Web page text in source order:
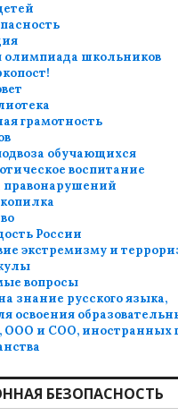
олимпиада школьников
грамотность
обучающихся
воспитание
России
экстремизму и
вопросы
знание русского языка,
освоения
ООО и СОО, иностранных
БЕЗОПАСНОСТЬ